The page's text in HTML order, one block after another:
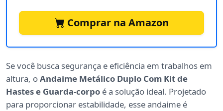
Comprar na Amazon
Se você busca segurança e eficiência em trabalhos em
altura, oAndaime Metálico Duplo Com Kit de
Hastes e Guarda-corpo é a solução ideal. Projetado
para proporcionar estabilidade, esse andaime é